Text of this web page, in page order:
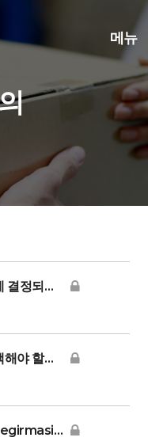
메뉴
결정되나요?
해야 할까요?
| Kod: UZBE3: